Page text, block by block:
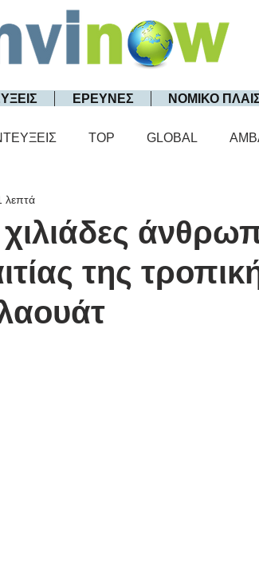
ΕΡΕΥΝΕΣ ΝΟΜΙΚΟ
TOP GLOBAL
της
λεπτά